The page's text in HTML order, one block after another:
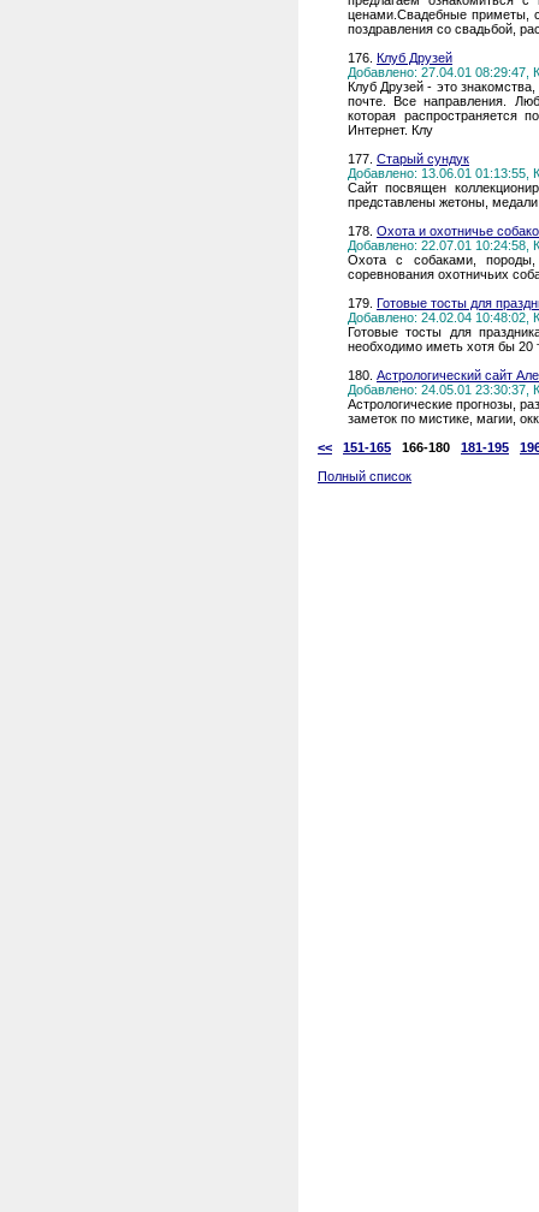
ценами.Свадебные приметы,
поздравления со свадьбой,
176. Клуб Друзей
Добавлено: 27.04.01 08:29:47,
Клуб Друзей - это
почте. Все направления.
которая распространяется
Интернет. Клу
177. Старый сундук
Добавлено: 13.06.01 01:13:55,
Сайт посвящен
представлены жетоны, медали
178. Охота и охотничье
Добавлено: 22.07.01 10:24:58,
Охота с собаками, породы,
соревнования охотничьих
179. Готовые тосты для
Добавлено: 24.02.04 10:48:02,
Готовые тосты для
необходимо иметь хотя бы 20
180. Астрологический сайт
Добавлено: 24.05.01 23:30:37,
Астрологические прогнозы,
заметок по мистике, магии,
<<
151-165 166-180 181-195
Полный список